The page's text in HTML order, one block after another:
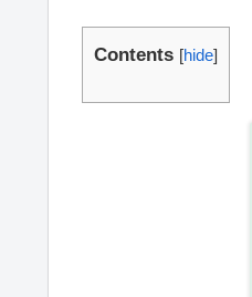
Contents [hide]